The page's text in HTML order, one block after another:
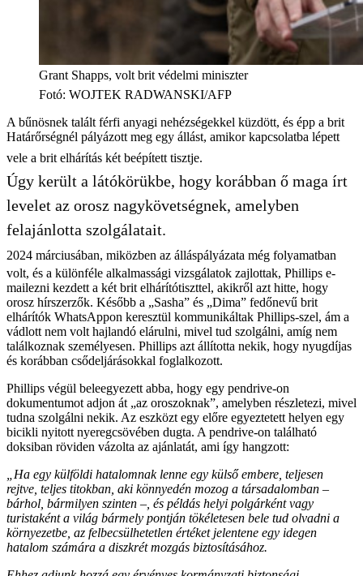
Grant Shapps, volt brit védelmi miniszter
Fotó: WOJTEK RADWANSKI/AFP
A bűnösnek talált férfi anyagi nehézségekkel küzdött, és épp a brit
Határőrségnél pályázott meg egy állást, amikor kapcsolatba lépett
vele a brit elhárítás két beépített tisztje.
Úgy került a látókörükbe, hogy korábban ő maga írt
levelet az orosz nagykövetségnek, amelyben
felajánlotta szolgálatait.
2024 márciusában, miközben az álláspályázata még folyamatban
volt, és a különféle alkalmassági vizsgálatok zajlottak, Phillips e-
mailezni kezdett a két brit elhárítótiszttel, akikről azt hitte, hogy
orosz hírszerzők. Később a „Sasha” és „Dima” fedőnevű brit
elhárítók WhatsAppon keresztül kommunikáltak Phillips-szel, ám a
vádlott nem volt hajlandó elárulni, mivel tud szolgálni, amíg nem
találkoznak személyesen. Phillips azt állította nekik, hogy nyugdíjas
és korábban csődeljárásokkal foglalkozott.
Phillips végül beleegyezett abba, hogy egy pendrive-on
dokumentumot adjon át „az oroszoknak”, amelyben részletezi, mivel
tudna szolgálni nekik. Az eszközt egy előre egyeztetett helyen egy
bicikli nyitott nyeregcsövében dugta. A pendrive-on található
doksiban röviden vázolta az ajánlatát, ami így hangzott:
„Ha egy külföldi hatalomnak lenne egy külső embere, teljesen
rejtve, teljes titokban, aki könnyedén mozog a társadalomban –
bárhol, bármilyen szinten –, és példás helyi polgárként vagy
turistaként a világ bármely pontján tökéletesen bele tud olvadni a
környezetbe, az felbecsülhetetlen értéket jelentene egy idegen
hatalom számára a diszkrét mozgás biztosításához.